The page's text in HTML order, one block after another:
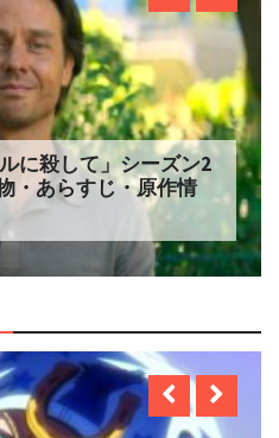
に殺して」シーズン2
・あらすじ・原作情